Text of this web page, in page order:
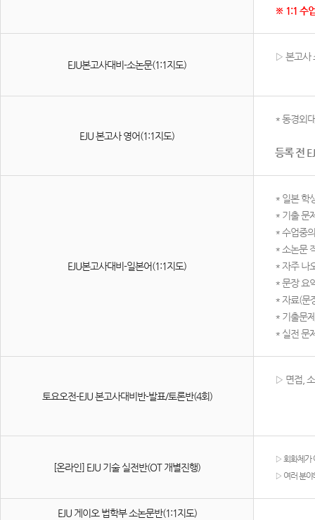
※ 1:1 수
EJU본고사대비-소논문(1:1지도)
▷ 본고사
EJU 본고사 영어(1:1지도)
*​ 동경외
등록 전
EJU본고사대비-일본어(1:1지도)
* 일본 학
* 기출 문
* 수업중
* 소논문
* 자주 나
* 문장 요
* 자료(문
* 기출문
* 실전 문
토요오전-EJU 본고사대비반-발표/토론반(4회)
▷ 면접,
[온라인] EJU 기술 실전반(OT 개별진행)
▷ 회화체
▷ 여러 분
EJU 게이오 법학부 소논문반(1:1지도)